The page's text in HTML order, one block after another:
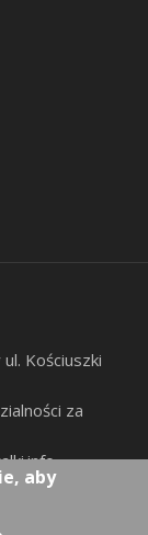
Kościuszki
za
,
aby